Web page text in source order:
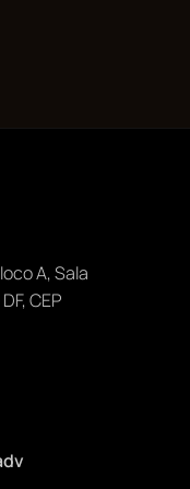
A, Sala
CEP